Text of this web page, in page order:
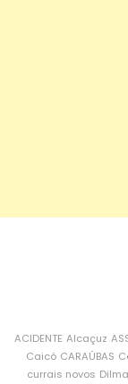
ACIDENTE Alcaçuz
Caicó CARAÚBAS
currais novos Dilma